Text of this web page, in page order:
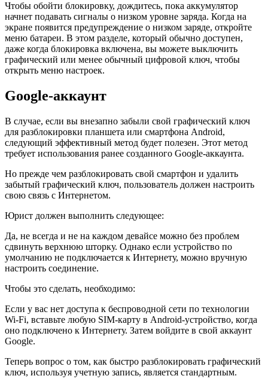
Чтобы обойти блокировку, дождитесь, пока аккумулятор
начнет подавать сигналы о низком уровне заряда. Когда на
экране появится предупреждение о низком заряде, откройте
меню батареи. В этом разделе, который обычно доступен,
даже когда блокировка включена, вы можете выключить
графический или менее обычный цифровой ключ, чтобы
открыть меню настроек.
Google-аккаунт
В случае, если вы внезапно забыли свой графический ключ
для разблокировки планшета или смартфона Android,
следующий эффективный метод будет полезен. Этот метод
требует использования ранее созданного Google-аккаунта.
Но прежде чем разблокировать свой смартфон и удалить
забытый графический ключ, пользователь должен настроить
свою связь с Интернетом.
Юрист должен выполнить следующее:
Да, не всегда и не на каждом девайсе можно без проблем
сдвинуть верхнюю шторку. Однако если устройство по
умолчанию не подключается к Интернету, можно вручную
настроить соединение.
Чтобы это сделать, необходимо:
Если у вас нет доступа к беспроводной сети по технологии
Wi-Fi, вставьте любую SIM-карту в Android-устройство, когда
оно подключено к Интернету. Затем войдите в свой аккаунт
Google.
Теперь вопрос о том, как быстро разблокировать графический
ключ, используя учетную запись, является стандартным.